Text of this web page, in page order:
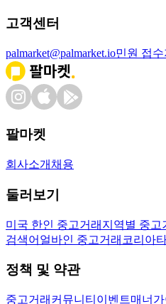
고객센터
palmarket@palmarket.io민원 접수
팔마켓
회사소개 채용
둘러보기
미국 한인 중고거래 지역별 중고
검색어 얼바인 중고거래 코리아
정책 및 약관
중고거래 커뮤니티 이벤트매너